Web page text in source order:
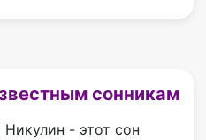
сонникам
- этот сон